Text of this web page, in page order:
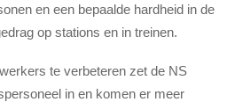
en een bepaalde hardheid in de
op stations en in treinen.
te verbeteren zet de NS
in en komen er meer